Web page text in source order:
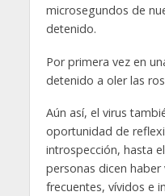
microsegundos de
detenido.
Por primera vez en
detenido a oler las
Aún así, el virus
oportunidad de
introspección, hasta
personas dicen
frecuentes, vívidos e